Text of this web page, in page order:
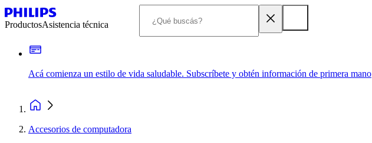
ProductosAsistencia técnica
Acá comienza un estilo de vida saludable. Subscríbete y obtén información de primera mano
Accesorios de computadora